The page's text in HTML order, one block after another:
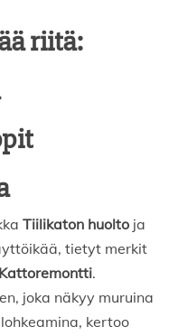
riitä:
Tiilikaton huolto ja
tietyt merkit
Kattoremontti.
joka näkyy muruina
kertoo